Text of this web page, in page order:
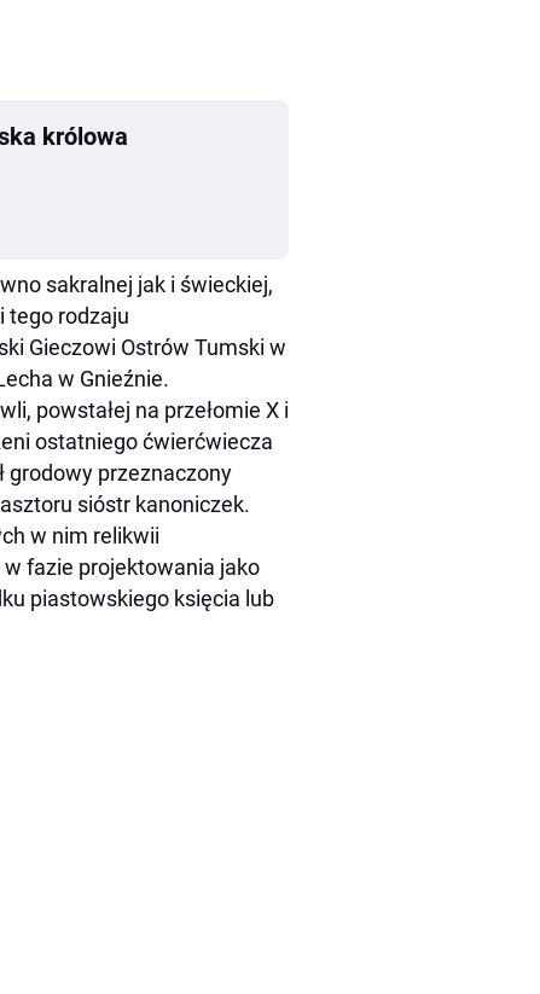
królowa
sakralnej jak i świeckiej,
tego rodzaju
Gieczowi Ostrów Tumski w
w Gnieźnie.
powstałej na przełomie X i
ostatniego ćwierćwiecza
grodowy przeznaczony
sióstr kanoniczek.
w nim relikwii
fazie projektowania jako
piastowskiego księcia lub